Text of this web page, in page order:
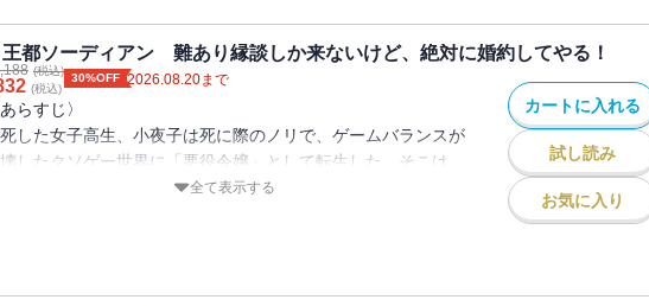
令嬢は魔法使いに弟子入りしたい
令嬢はお茶会デビューしたい
令嬢は領地で暗躍したい
籍版特典SS
他人のオッサン（ディッツ視点）
刃と白百合（ユリウス視点）
くるし、その上悪代官摘発のエサにまでされる始末。しか
王都の学校に通ってた兄様がまた留年したせいで、領主代理
期がまた一年伸びるってどういうことよ？
になったら世界救済活動ができるの！
都ソーディアン 難あり縁談しか来ないけど、絶対に婚約してやる！
(税込)
(税込)
30%OFF 2026.08.20まで
あらすじ〉
した女子高生、小夜子は死に際のノリで、ゲームバランスが
したクソゲー世界に「悪役令嬢」として転生した。そこは、
亡ルートしか存在しないトンデモ世界。
は出張中でアテにならないし、フランは契約終了で家に帰っ
全て表示する
カートに入れる
試し読み
お気に入り